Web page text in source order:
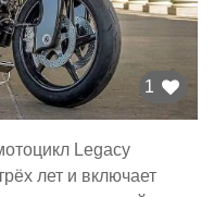
1
Legacy
лет и включает